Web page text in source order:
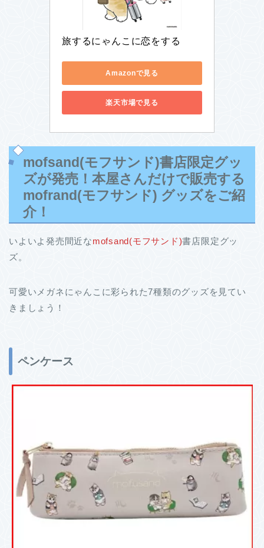
旅するにゃんこに恋をする
Amazonで見る
楽天市場で見る
mofsand(モフサンド)書店限定グッ
ズが発売！本屋さんだけで販売する
mofrand(モフサンド) グッズをご紹
介！
いよいよ発売間近なmofsand(モフサンド)書店限定グッ
ズ。
可愛いメガネにゃんこに彩られた7種類のグッズを見てい
きましょう！
ペンケース